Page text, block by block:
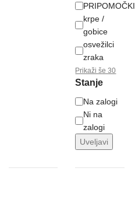
PRIPOMOČKI
krpe /
gobice
osvežilci
zraka
Prikaži še 30
Stanje
Na zalogi
Ni na
zalogi
Uveljavi